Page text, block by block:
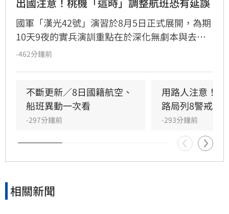
國軍「漢光42號」演習於8月5日正式展開，為期
10天9夜的實兵演訓重點在於深化無劇本與去中
心化指管訓練。受演習空域管制影響，桃園機場
部分航班異動或延誤。此外，本次演習更首度納
入全旅動員及行動網路降速演練。機場公司強烈
建議當日搭機旅客及接送親友，務必提前向航空
公司查詢最新航班資訊，並預留充足通關與交通
時間，以免行程受到耽誤。
-462分鐘前
不斷更新／8日國籍航空、
船班異動一次看
-297分鐘前
用路人注意！
路局列8警戒路
-293分鐘前
相關新聞